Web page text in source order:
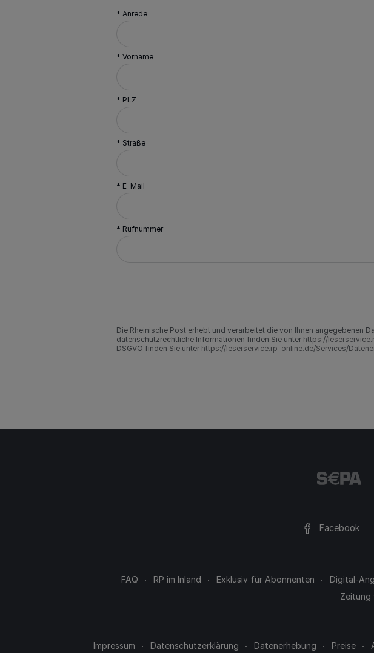
* Anrede
* Vorname
* PLZ
* Straße
* E-Mail
* Rufnummer
Die Rheinische Post erhebt und verarbeitet die von Ihnen angegebenen
datenschutzrechtliche Informationen finden Sie unter https://
DSGVO finden Sie unter https://leserservice.rp-online.de/Services/
Facebook
FAQ RP im Inland Exklusiv für Abonnenten Digital-
Zeitung
Impressum Datenschutzerklärung Datenerhebung Preise